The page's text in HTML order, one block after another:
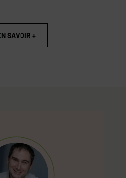
SAVOIR +